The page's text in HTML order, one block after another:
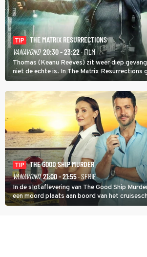
TIP
THE MATRIX RESURRECTIONS
VANAVOND 20:30 - 23:22· FILM
Thomas (Keanu Reeves) zit weer diep
niet de echte is. In The Matrix Resurrections
proberen uit deze schijnwereld te
TIP
THE GOOD SHIP MURDER
VANAVOND 21:00 - 21:55· SERIE
In de slotaflevering van The Good Ship
een moord plaats aan boord van het
een bemanningslid het slachtoffer is en